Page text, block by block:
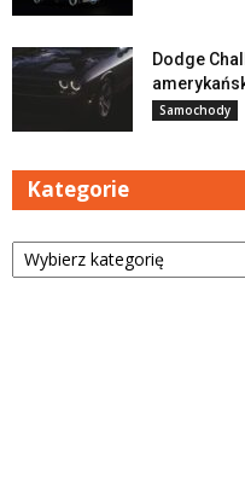
Dodge
Samochody
Kategorie
Kategorie